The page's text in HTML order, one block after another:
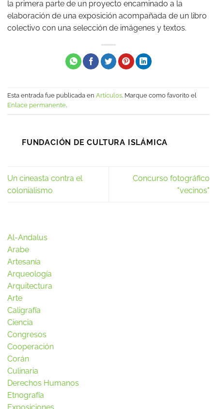
la primera parte de un proyecto encaminado a la
elaboración de una exposición acompañada de un libro
colectivo con una selección de imágenes y textos.
Esta entrada fue publicada en Artículos. Marque como favorito el
Enlace permanente.
FUNDACIÓN DE CULTURA ISLÁMICA
Un cineasta contra el
colonialismo
Concurso fotográfico
"vecinos"
Al-Andalus
Arabe
Artesanía
Arqueología
Arquitectura
Arte
Caligrafía
Ciencia
Congresos
Cooperación
Corán
Culinaria
Derechos Humanos
Etnografía